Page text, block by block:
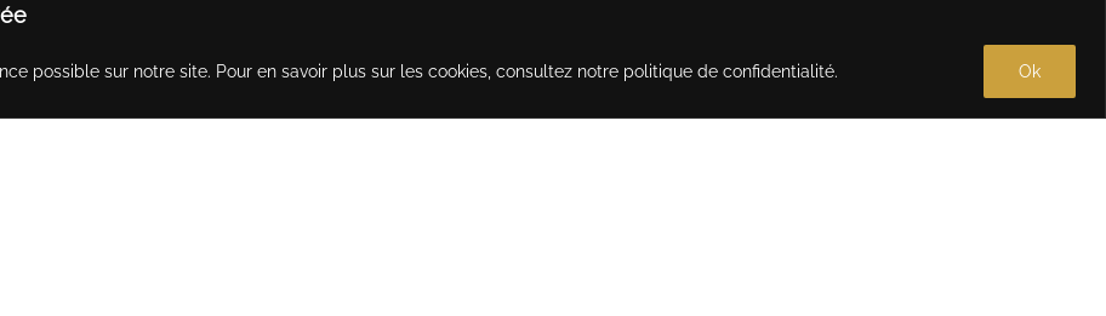
possible sur notre site. Pour en savoir plus sur les cookies, consultez notre politique de confidentialité. Ok